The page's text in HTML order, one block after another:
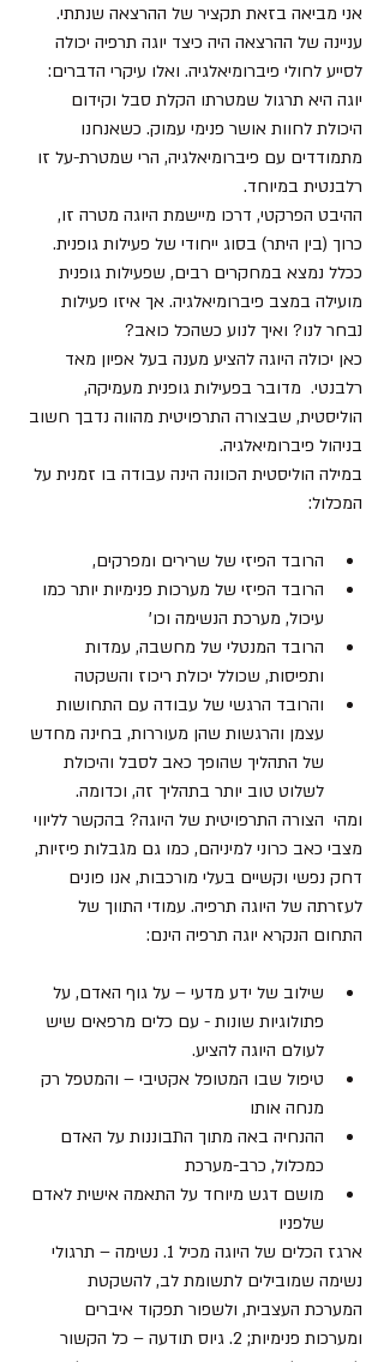
אני מביאה בזאת תקציר של ההרצאה שנתתי.
עניינה של ההרצאה היה כיצד יוגה תרפיה יכולה
לסייע לחולי פיברומיאלגיה. ואלו עיקרי הדברים:
יוגה היא תרגול שמטרתו הקלת סבל וקידום
היכולת לחוות אושר פנימי עמוק. כשאנחנו
מתמודדים עם פיברומיאלגיה, הרי שמטרת-על זו
רלבנטית במיוחד.
ההיבט הפרקטי, דרכו מיישמת היוגה מטרה זו,
כרוך (בין היתר) בסוג ייחודי של פעילות גופנית.
ככלל נמצא במחקרים רבים, שפעילות גופנית
מועילה במצב פיברומיאלגיה. אך איזו פעילות
נבחר לנו? ואיך לנוע כשהכל כואב?
כאן יכולה היוגה להציע מענה בעל אפיון מאד
רלבנטי.  מדובר בפעילות גופנית מעמיקה,
הוליסטית, שבצורה התרפויטית מהווה נדבך חשוב
בניהול פיברומיאלגיה.
במילה הוליסטית הכוונה הינה עבודה בו זמנית על
המכלול:
הרובד הפיזי של שרירים ומפרקים,
הרובד הפיזי של מערכות פנימיות יותר כמו
עיכול, מערכת הנשימה וכו'
הרובד המנטלי של מחשבה, עמדות
ותפיסות, שכולל יכולת ריכוז והשקטה
והרובד הרגשי של עבודה עם התחושות
עצמן והרגשות שהן מעוררות, בחינה מחדש
של התהליך שהופך כאב לסבל והיכולת
לשלוט טוב יותר בתהליך זה, וכדומה.
ומהי  הצורה התרפויטית של היוגה? בהקשר לליווי
מצבי כאב כרוני למיניהם, כמו גם מגבלות פיזיות,
דחק נפשי וקשיים בעלי מורכבות, אנו פונים
לעזרתה של היוגה תרפיה. עמודי התווך של
התחום הנקרא יוגה תרפיה הינם:
שילוב של ידע מדעי – על גוף האדם, על
פתולוגיות שונות - עם כלים מרפאים שיש
לעולם היוגה להציע.
טיפול שבו המטופל אקטיבי – והמטפל רק
מנחה אותו
ההנחיה באה מתוך התבוננות על האדם
כמכלול, כרב-מערכת
מושם דגש מיוחד על התאמה אישית לאדם
שלפניו
ארגז הכלים של היוגה מכיל 1. נשימה – תרגולי
נשימה שמובילים לתשומת לב, להשקטת
המערכת העצבית, ולשפור תפקוד איברים
ומערכות פנימיות; 2. גיוס תודעה – כל הקשור